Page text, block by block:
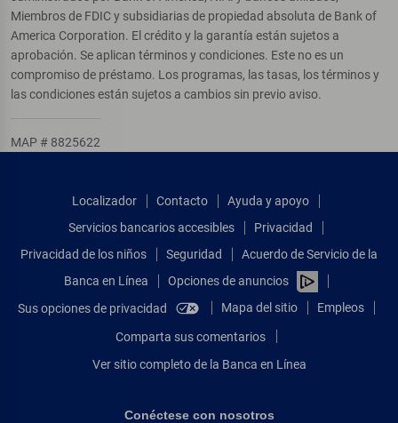
Miembros de FDIC y subsidiarias de propiedad absoluta de Bank of
America Corporation. El crédito y la garantía están sujetos a
aprobación. Se aplican términos y condiciones. Este no es un
compromiso de préstamo. Los programas, las tasas, los términos y
las condiciones están sujetos a cambios sin previo aviso.
MAP # 8825622
Localizador Contacto
Ayuda y apoyo
Servicios bancarios accesibles
Privacidad
Privacidad de los niños
Seguridad
Acuerdo de Servicio de la
Banca en Línea
Opciones de anuncios
Sus opciones de privacidad
Mapa del sitio Empleos
Comparta sus comentarios
Ver sitio completo de la Banca en Línea
Conéctese con nosotros